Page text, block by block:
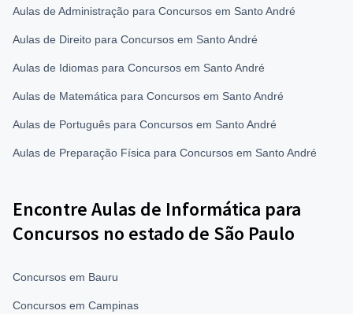
Aulas de Administração para Concursos em Santo André
Aulas de Direito para Concursos em Santo André
Aulas de Idiomas para Concursos em Santo André
Aulas de Matemática para Concursos em Santo André
Aulas de Português para Concursos em Santo André
Aulas de Preparação Física para Concursos em Santo André
Encontre Aulas de Informática para
Concursos no estado de São Paulo
Concursos em Bauru
Concursos em Campinas